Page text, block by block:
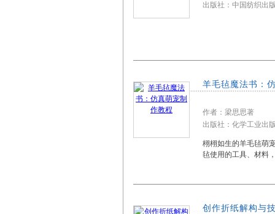
出版社：中国纺织
羊毛毡魔法书：
作者：梁思思著
出版社：化学工业
栩栩如生的羊毛毡萌
毡使用的工具、材料
创作折纸解构与